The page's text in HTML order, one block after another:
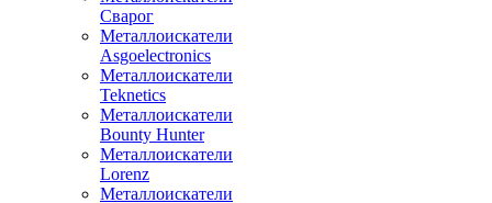
Сварог
Металлоискатели
Asgoelectronics
Металлоискатели
Teknetics
Металлоискатели
Bounty Hunter
Металлоискатели
Lorenz
Металлоискатели